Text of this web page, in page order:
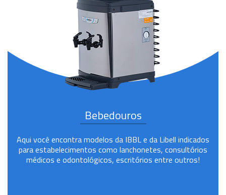
Bebedouros
Aqui você encontra modelos da IBBL e da Libell indicados
para estabelecimentos como lanchonetes, consultórios
médicos e odontológicos, escritórios entre outros!